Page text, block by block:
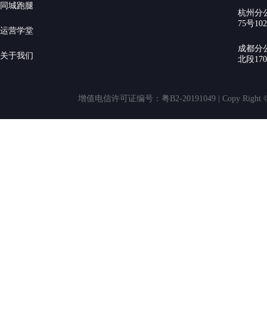
同城跑腿
运营学堂
关于我们
杭州分
75号
成都分
北段
增值电信许可证编号：粤B2-20191049 | Copy